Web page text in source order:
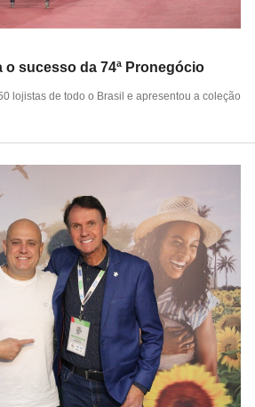
o sucesso da 74ª Pronegócio
lojistas de todo o Brasil e apresentou a coleção